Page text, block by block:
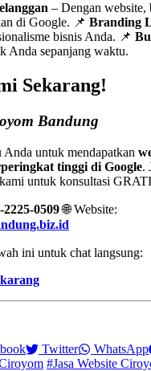
– Dengan website,
di Google. 📌 Branding
bisnis Anda. 📌
Anda sepanjang waktu.
Sekarang!
Bandung
untuk mendapatkan
tinggi di Google.
untuk konsultasi
2225-0509🌐 Website:
ini untuk chat langsung:
Twitter WhatsApp
#Jasa Website